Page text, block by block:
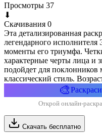
Просмотры 37
⬇
Скачивания 0
Эта детализированная
легендарного исполнителя
моменты его триумфа.
характерные черты лица и
подойдет для поклонников
классический стиль.
🎨
Открой онлайн-
Скачать бесплатно